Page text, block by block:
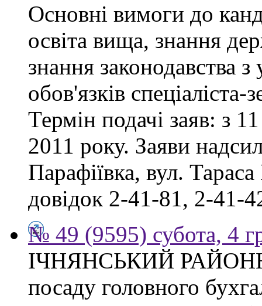
Основні вимоги до
освіта вища, знання
знання законодавства
обов'язків
Термін подачі заяв: з
2011 року. Заяви
Парафіївка, вул.
довідок 2-41-81, 2-41-
№ 49 (9595) субота, 4
ІЧНЯНСЬКИЙ
посаду головного